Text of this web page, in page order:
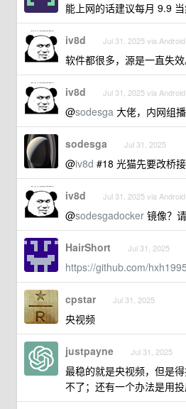
能上网的话建议每月 9.9
iv8d Jul 31, 2025 via Android
软件都很多，源是一直失效
iv8d Jul 31, 2025 via Android
@sodesga 大佬，内网组
sodesga Jul 31, 2025
@iv8d #18 光猫先要改桥
iv8d Jul 31, 2025 via Android
@sodesgadocker 镜像？
HairShort Jul 31, 2025
https://github.com/
cpstar Jul 31, 2025
央视频
justpayne Jul 31, 2025
最稳的就是央视频，但是
不了；还有一个办法是用